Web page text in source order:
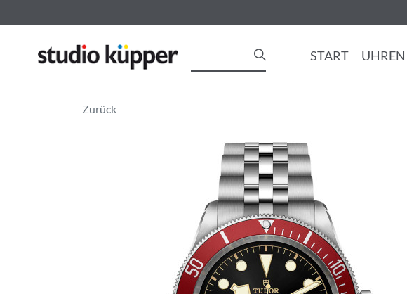
START UHREN
Zurück